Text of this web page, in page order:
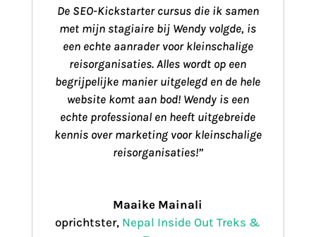
De SEO-Kickstarter cursus die ik samen
met mijn stagiaire bij Wendy volgde, is
een echte aanrader voor kleinschalige
reisorganisaties. Alles wordt op een
begrijpelijke manier uitgelegd en de hele
website komt aan bod! Wendy is een
echte professional en heeft uitgebreide
kennis over marketing voor kleinschalige
reisorganisaties!”
Maaike Mainali
oprichtster, Nepal Inside Out Treks &